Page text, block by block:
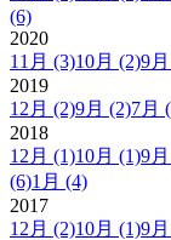
(6)
2020
11月 (3)10月 (2)9月
2019
12月 (2)9月 (2)7月
2018
12月 (1)10月 (1)9月
(6)1月 (4)
2017
12月 (2)10月 (1)9月